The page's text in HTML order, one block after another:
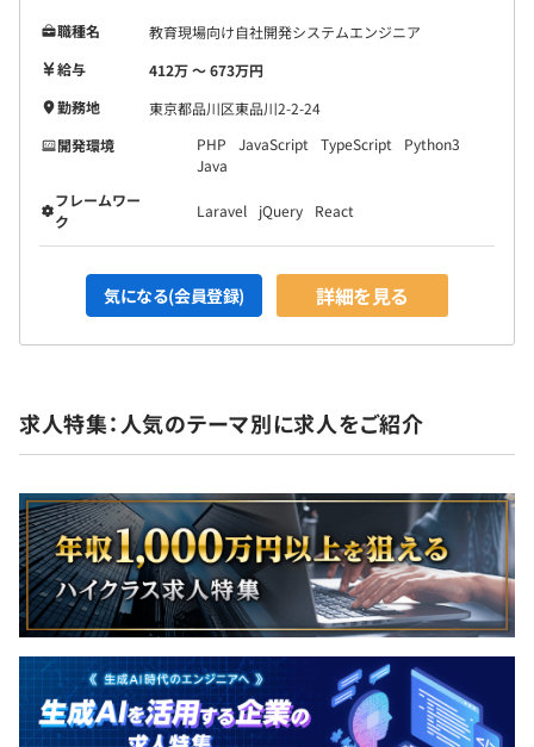
職種名
教育現場向け自社開発システムエンジニア
給与
412万 〜 673万円
勤務地
東京都品川区東品川2-2-24
開発環境
PHP JavaScript TypeScript
Python3
Java
フレームワー
ク
Laravel jQuery React
気になる(会員登録) 詳細を見る
求人特集：人気のテーマ別に求人をご紹介